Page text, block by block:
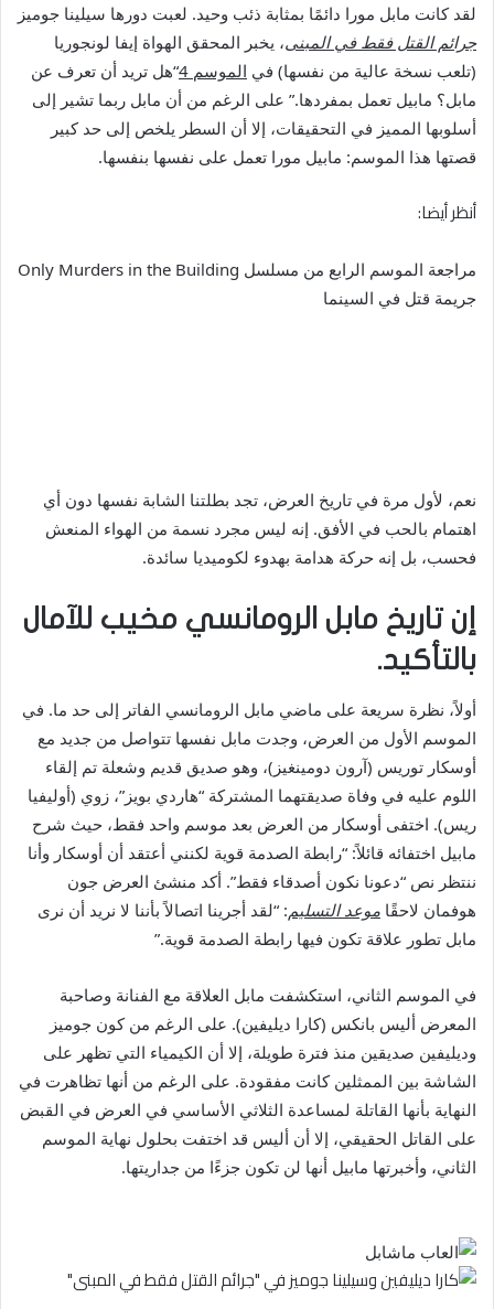
لقد كانت مابل مورا دائمًا بمثابة ذئب وحيد. لعبت دورها سيلينا جوميز
جرائم القتل فقط في المبنى، يخبر المحقق الهواة إيفا لونجوريا
(تلعب نسخة عالية من نفسها) في الموسم 4
“هل تريد أن تعرف عن
مابل؟ مابيل تعمل بمفردها.” على الرغم من أن مابل ربما تشير إلى
أسلوبها المميز في التحقيقات، إلا أن السطر يلخص إلى حد كبير
قصتها هذا الموسم: مابيل مورا تعمل على نفسها بنفسها.
أنظر أيضا:
مراجعة الموسم الرابع من مسلسل Only Murders in the Building
جريمة قتل في السينما
نعم، لأول مرة في تاريخ العرض، تجد بطلتنا الشابة نفسها دون أي
اهتمام بالحب في الأفق. إنه ليس مجرد نسمة من الهواء المنعش
فحسب، بل إنه حركة هدامة بهدوء لكوميديا ​​سائدة.
إن تاريخ مابل الرومانسي مخيب للآمال
بالتأكيد.
أولاً، نظرة سريعة على ماضي مابل الرومانسي الفاتر إلى حد ما. في
الموسم الأول من العرض، وجدت مابل نفسها تتواصل من جديد مع
أوسكار توريس (آرون دومينغيز)، وهو صديق قديم وشعلة تم إلقاء
اللوم عليه في وفاة صديقتهما المشتركة “هاردي بويز”، زوي (أوليفيا
ريس). اختفى أوسكار من العرض بعد موسم واحد فقط، حيث شرح
مابيل اختفائه قائلاً: “رابطة الصدمة قوية لكنني أعتقد أن أوسكار وأنا
ننتظر نص “دعونا نكون أصدقاء فقط”. أكد منشئ العرض جون
هوفمان لاحقًا موعد التسليم: “لقد أجرينا اتصالاً بأننا لا نريد أن نرى
مابل تطور علاقة تكون فيها رابطة الصدمة قوية.”
في الموسم الثاني، استكشفت مابل العلاقة مع الفنانة وصاحبة
المعرض أليس بانكس (كارا ديليفين). على الرغم من كون جوميز
وديليفين صديقين منذ فترة طويلة، إلا أن الكيمياء التي تظهر على
الشاشة بين الممثلين كانت مفقودة. على الرغم من أنها تظاهرت في
النهاية بأنها القاتلة لمساعدة الثلاثي الأساسي في العرض في القبض
على القاتل الحقيقي، إلا أن أليس قد اختفت بحلول نهاية الموسم
الثاني، وأخبرتها مابيل أنها لن تكون جزءًا من جداريتها.